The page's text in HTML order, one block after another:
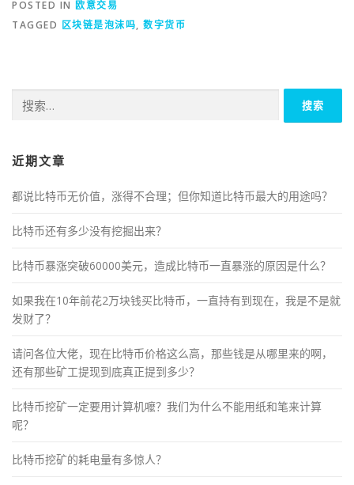
POSTED IN 欧意交易
TAGGED 区块链是泡沫吗, 数字货币
索：
近期文章
都说比特币无价值，涨得不合理；但你知道比特币最大的用途吗？
比特币还有多少没有挖掘出来？
比特币暴涨突破60000美元，造成比特币一直暴涨的原因是什么？
如果我在10年前花2万块钱买比特币，一直持有到现在，我是不是就
发财了？
请问各位大佬，现在比特币价格这么高，那些钱是从哪里来的啊，
还有那些矿工提现到底真正提到多少？
比特币挖矿一定要用计算机嚒？我们为什么不能用纸和笔来计算
呢？
比特币挖矿的耗电量有多惊人？